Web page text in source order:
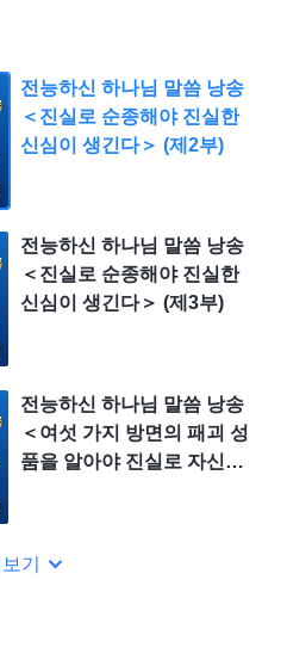
전능하신 하나님 말씀 낭송
＜진실로 순종해야 진실한
신심이 생긴다＞ (제2부)
전능하신 하나님 말씀 낭송
＜진실로 순종해야 진실한
신심이 생긴다＞ (제3부)
전능하신 하나님 말씀 낭송
＜여섯 가지 방면의 패괴 성
품을 알아야 진실로 자신을
기